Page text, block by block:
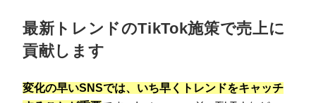
最新トレンドのTikTok施策で売上に
貢献します
変化の早いSNSでは、いち早くトレンドをキャッチ